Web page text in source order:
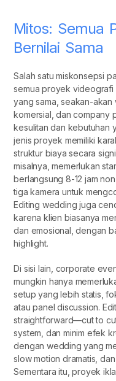
Mitos: Semua
Bernilai Sama
Salah satu miskonsepsi
semua proyek videografi
yang sama, seakan-
komersial, dan company
kesulitan dan kebutuhan
jenis proyek memiliki
struktur biaya secara
misalnya, memerlukan
berlangsung 8-12 jam
tiga kamera untuk
Editing wedding juga
karena klien biasanya
dan emosional, dengan
highlight.
Di sisi lain, corporate
mungkin hanya
setup yang lebih statis,
atau panel discussion.
straightforward—cut to
system, dan minim efek
dengan wedding yang
slow motion dramatis,
Sementara itu, proyek